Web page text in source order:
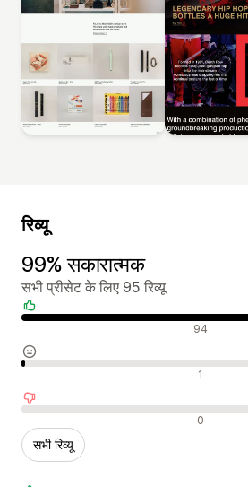
रिव्यू
99% सकारात्मक
सभी प्रीसेट के लिए 95 रिव्यू
सकारात्मक रिव्यू 94
न्यूट्रल रिव्यू 1
नकारात्मक रिव्यू 0
सभी रिव्यू